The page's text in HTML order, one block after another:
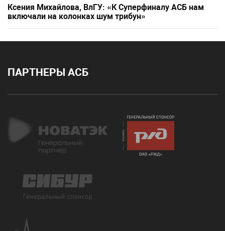
Ксения Михайлова, ВлГУ: «К Суперфиналу АСБ нам
включали на колонках шум трибун»
ПАРТНЕРЫ АСБ